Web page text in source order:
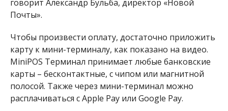
говорит Александр Бульба, директор «Новой
Почты».
Чтобы произвести оплату, достаточно приложить
карту к мини-терминалу, как показано на видео.
MiniPOS Терминал принимает любые банковские
карты – бесконтактные, с чипом или магнитной
полосой. Также через мини-терминал можно
расплачиваться с Apple Pay или Google Pay.